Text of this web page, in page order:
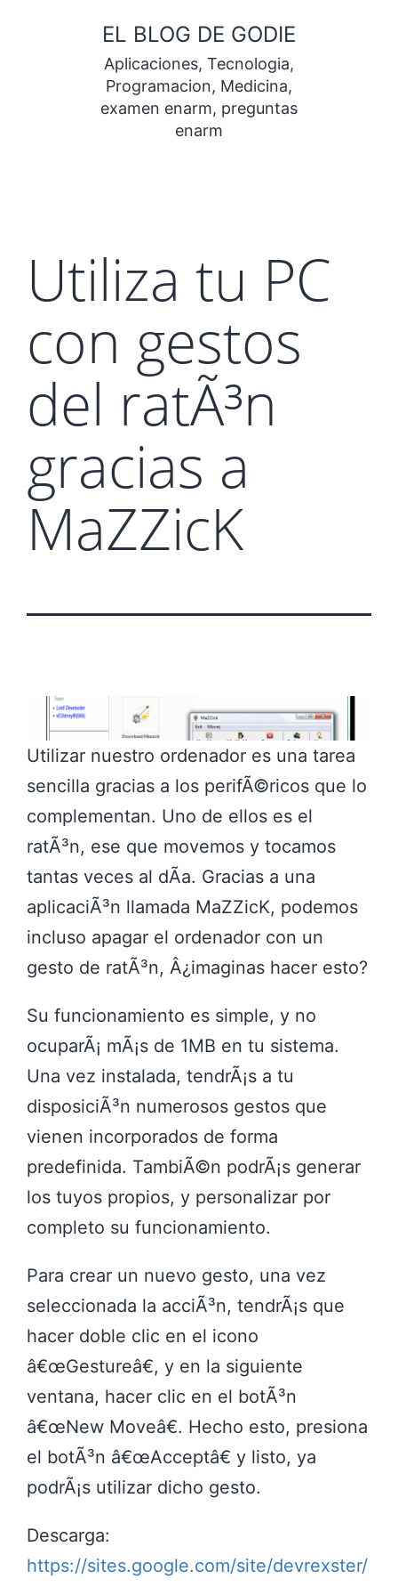
contenido
EL BLOG DE GODIE
Aplicaciones, Tecnologia,
Programacion, Medicina,
examen enarm, preguntas
enarm
Utiliza tu PC
con gestos
del ratÃ³n
gracias a
MaZZicK
Utilizar nuestro ordenador es una tarea
sencilla gracias a los perifÃ©ricos que lo
complementan. Uno de ellos es el
ratÃ³n, ese que movemos y tocamos
tantas veces al dÃ­a. Gracias a una
aplicaciÃ³n llamada MaZZicK, podemos
incluso apagar el ordenador con un
gesto de ratÃ³n, Â¿imaginas hacer esto?
Su funcionamiento es simple, y no
ocuparÃ¡ mÃ¡s de 1MB en tu sistema.
Una vez instalada, tendrÃ¡s a tu
disposiciÃ³n numerosos gestos que
vienen incorporados de forma
predefinida. TambiÃ©n podrÃ¡s generar
los tuyos propios, y personalizar por
completo su funcionamiento.
Para crear un nuevo gesto, una vez
seleccionada la acciÃ³n, tendrÃ¡s que
hacer doble clic en el icono
â€œGestureâ€, y en la siguiente
ventana, hacer clic en el botÃ³n
â€œNew Moveâ€. Hecho esto, presiona
el botÃ³n â€œAcceptâ€ y listo, ya
podrÃ¡s utilizar dicho gesto.
Descarga:
https://sites.google.com/site/devrexster/